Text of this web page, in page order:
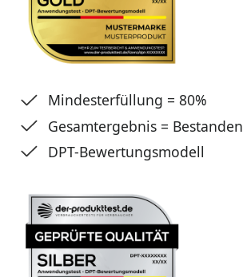
Mindesterfüllung = 80%
Gesamtergebnis = Bestanden
DPT-Bewertungsmodell